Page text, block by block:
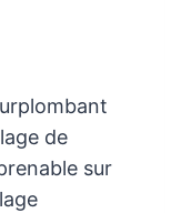
de
sur